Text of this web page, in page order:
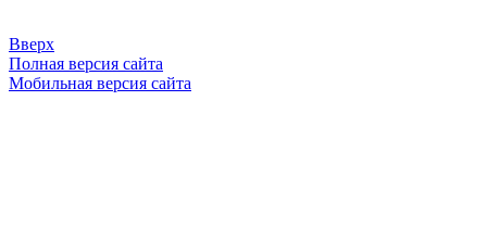
Осипов Владимир
Осташко Руслан
Пайетт Джеффри
Вверх
Полная версия сайта
Мобильная версия сайта